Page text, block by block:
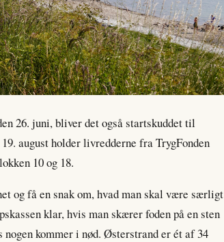
26. juni, bliver det også startskuddet til
august holder livredderne fra TrygFonden
10 og 18.
og få en snak om, hvad man skal være særligt
klar, hvis man skærer foden på en sten
kommer i nød. Østerstrand er ét af 34